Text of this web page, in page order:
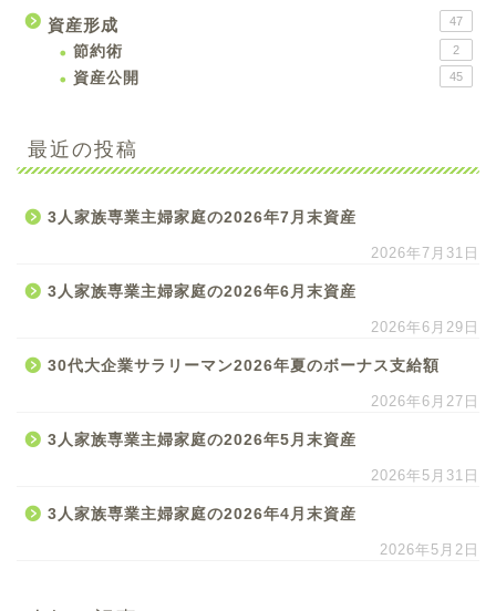
資産形成 47
節約術 2
資産公開 45
最近の投稿
3人家族専業主婦家庭の2026年7月末資産
2026年7月31日
3人家族専業主婦家庭の2026年6月末資産
2026年6月29日
30代大企業サラリーマン2026年夏のボーナス支給額
2026年6月27日
3人家族専業主婦家庭の2026年5月末資産
2026年5月31日
3人家族専業主婦家庭の2026年4月末資産
2026年5月2日